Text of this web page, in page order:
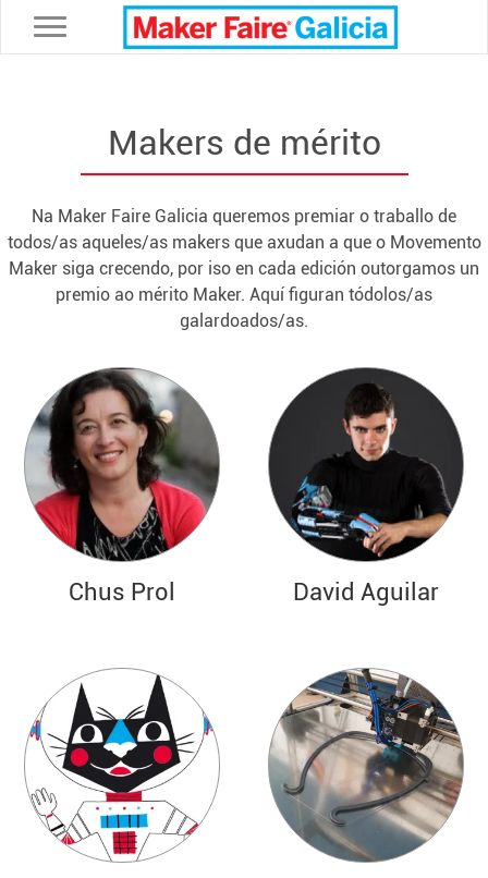
Toggle navigation
Makers de mérito
Na Maker Faire Galicia queremos premiar o traballo de
todos/as aqueles/as makers que axudan a que o Movemento
Maker siga crecendo, por iso en cada edición outorgamos un
premio ao mérito Maker. Aquí figuran tódolos/as
galardoados/as.
Chus Prol David Aguilar